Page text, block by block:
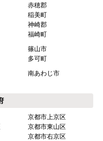
赤穂郡
稲美町
神崎郡
福崎町
篠山市
多可町
南あわじ市
京都市上京区
京都市東山区
京都市右京区